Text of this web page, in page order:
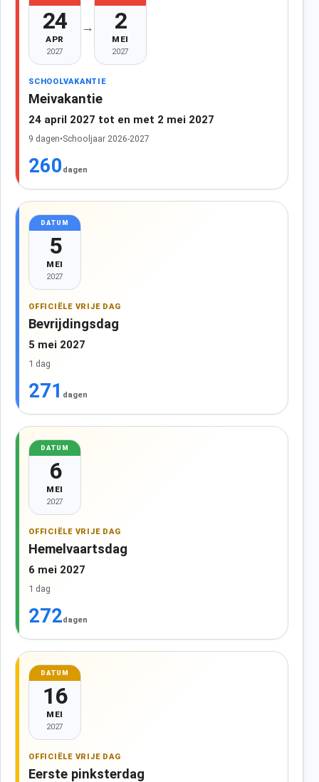
24
APR
2027
→ 2
MEI
2027
SCHOOLVAKANTIE
Meivakantie
24 april 2027 tot en met 2 mei 2027
9 dagen•Schooljaar 2026-2027
260 dagen
DATUM
5
MEI
2027
OFFICIËLE VRIJE DAG
Bevrijdingsdag
5 mei 2027
1 dag
271 dagen
DATUM
6
MEI
2027
OFFICIËLE VRIJE DAG
Hemelvaartsdag
6 mei 2027
1 dag
272dagen
DATUM
16
MEI
2027
OFFICIËLE VRIJE DAG
Eerste pinksterdag